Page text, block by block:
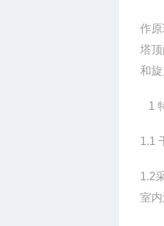
作
塔
和
1
1.1
1.2
室